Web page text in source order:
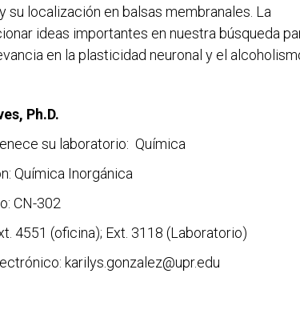
localización en balsas membranales. La
ideas importantes en nuestra búsqueda
en la plasticidad neuronal y el
Ph.D.
su laboratorio: Química
Química Inorgánica
CN-302
4551 (oficina); Ext. 3118 (Laboratorio)
karilys.gonzalez@upr.edu